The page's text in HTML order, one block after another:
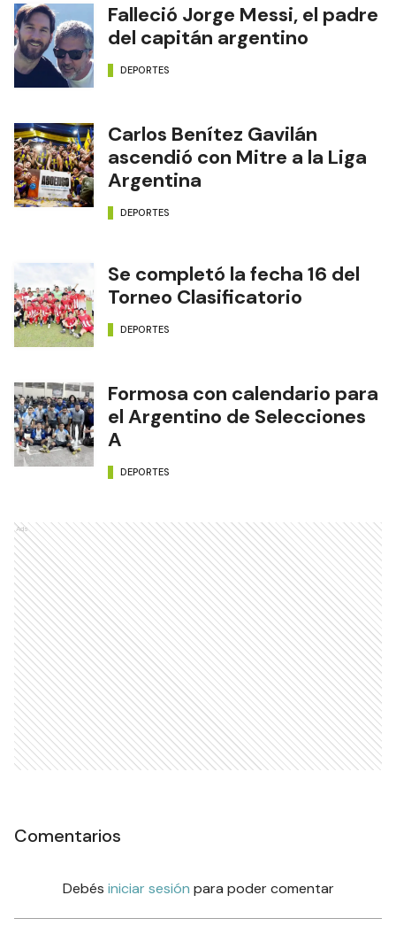
Falleció Jorge Messi, el padre
del capitán argentino
DEPORTES
Carlos Benítez Gavilán
ascendió con Mitre a la Liga
Argentina
DEPORTES
Se completó la fecha 16 del
Torneo Clasificatorio
DEPORTES
Formosa con calendario para
el Argentino de Selecciones
A
DEPORTES
Ads
Comentarios
Debés iniciar sesión para poder comentar